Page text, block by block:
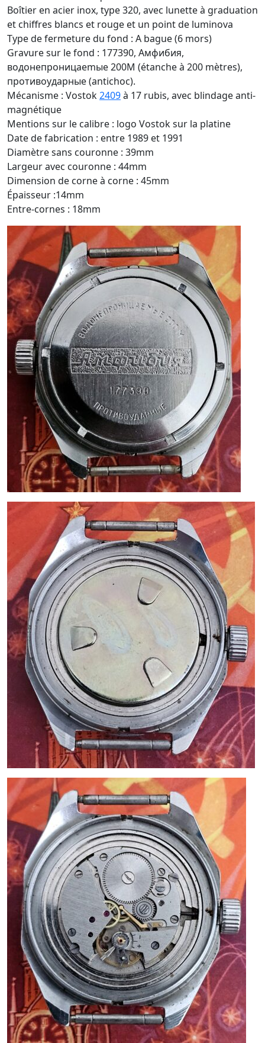
Boîtier en acier inox, type 320, avec lunette à graduation
et chiffres blancs et rouge et un point de luminova
Type de fermeture du fond : A bague (6 mors)
Gravure sur le fond : 177390, Амфибия,
водонепроницаemыe 200M (étanche à 200 mètres),
противоударные (antichoc).
Mécanisme : Vostok2409à 17 rubis, avec blindage anti-
magnétique
Mentions sur le calibre : logo Vostok sur la platine
Date de fabrication : entre 1989 et 1991
Diamètre sans couronne : 39mm
Largeur avec couronne : 44mm
Dimension de corne à corne : 45mm
Épaisseur :14mm
Entre-cornes : 18mm